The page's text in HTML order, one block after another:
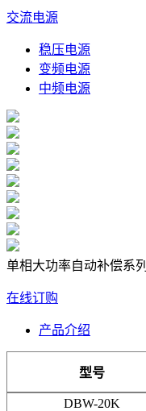
交流电源
稳压电源
变频电源
中频电源
单相大功率自动补偿系列
在线订购
产品介绍
型号
DBW-20K